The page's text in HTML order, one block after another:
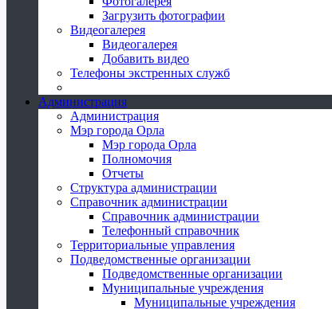
Загрузить фотографии
Видеогалерея
Видеогалерея
Добавить видео
Телефоны экстренных служб
Администрация
Администрация
Мэр города Орла
Мэр города Орла
Полномочия
Отчеты
Структура администрации
Справочник администрации
Справочник администрации
Телефонный справочник
Территориальные управления
Подведомственные организации
Подведомственные организации
Муниципальные учреждения
Муниципальные учреждения